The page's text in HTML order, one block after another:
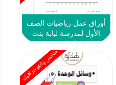
أوراق عمل رياضيات الصف
الأول لمدرسة لبابة بنت
ملخص وانفوجرافيك